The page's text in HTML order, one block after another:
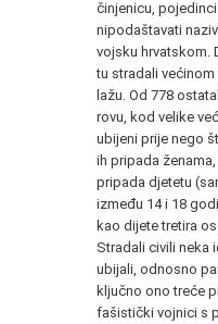
činjenicu,
nipodaštavati
vojsku hrvatskom.
tu stradali većinom
lažu. Od 778
rovu, kod velike
ubijeni prije nego
ih pripada
pripada djetetu
između 14 i 18
kao dijete tretira
Stradali civili neka
ubijali, odnosno
ključno ono treće
fašistički vojnici s